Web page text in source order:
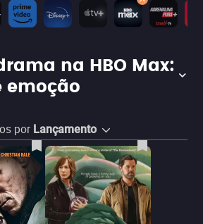
na HBO Max:
emoção
por Lançamento